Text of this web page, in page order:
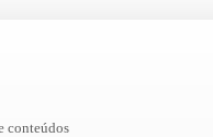
conteúdos